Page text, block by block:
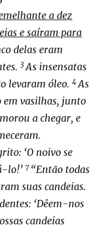
a dez
e saíram para
delas eram
3 As insensatas
levaram óleo.4 As
em vasilhas, junto
a chegar, e
‘O noivo se
lo!’7 “Então todas
suas candeias.
‘Dêem-nos
candeias